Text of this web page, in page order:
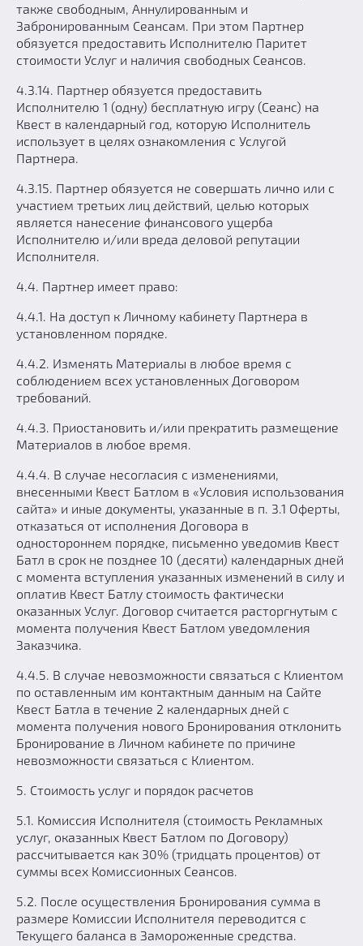
также свободным, Аннулированным и
Забронированным Сеансам. При этом Партнер
обязуется предоставить Исполнителю Паритет
стоимости Услуг и наличия свободных Сеансов.
4.3.14. Партнер обязуется предоставить
Исполнителю 1 (одну) бесплатную игру (Сеанс) на
Квест в календарный год, которую Исполнитель
использует в целях ознакомления с Услугой
Партнера.
4.3.15. Партнер обязуется не совершать лично или с
участием третьих лиц действий, целью которых
является нанесение финансового ущерба
Исполнителю и/или вреда деловой репутации
Исполнителя.
4.4. Партнер имеет право:
4.4.1. На доступ к Личному кабинету Партнера в
установленном порядке.
4.4.2. Изменять Материалы в любое время с
соблюдением всех установленных Договором
требований.
4.4.3. Приостановить и/или прекратить размещение
Материалов в любое время.
4.4.4. В случае несогласия с изменениями,
внесенными Квест Батлом в «Условия использования
сайта» и иные документы, указанные в п. 3.1 Оферты,
отказаться от исполнения Договора в
одностороннем порядке, письменно уведомив Квест
Батл в срок не позднее 10 (десяти) календарных дней
с момента вступления указанных изменений в силу и
оплатив Квест Батлу стоимость фактически
оказанных Услуг. Договор считается расторгнутым с
момента получения Квест Батлом уведомления
Заказчика.
4.4.5. В случае невозможности связаться с Клиентом
по оставленным им контактным данным на Сайте
Квест Батла в течение 2 календарных дней с
момента получения нового Бронирования отклонить
Бронирование в Личном кабинете по причине
невозможности связаться с Клиентом.
5. Стоимость услуг и порядок расчетов
5.1. Комиссия Исполнителя (стоимость Рекламных
услуг, оказанных Квест Батлом по Договору)
рассчитывается как 30% (тридцать процентов) от
суммы всех Комиссионных Сеансов.
5.2. После осуществления Бронирования сумма в
размере Комиссии Исполнителя переводится с
Текущего баланса в Замороженные средства.